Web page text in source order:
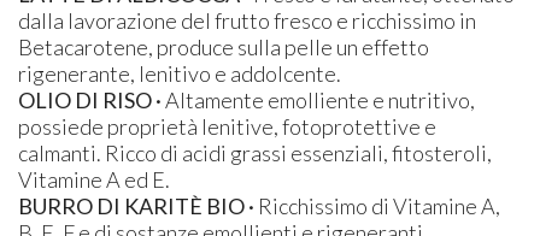
dalla lavorazione del frutto fresco e ricchissimo in
Betacarotene, produce sulla pelle un effetto
rigenerante, lenitivo e addolcente.
OLIO DI RISO·Altamente emolliente e nutritivo,
possiede proprietà lenitive, fotoprotettive e
calmanti. Ricco di acidi grassi essenziali, fitosteroli,
Vitamine A ed E.
BURRO DI KARITÈ BIO · Ricchissimo di Vitamine A,